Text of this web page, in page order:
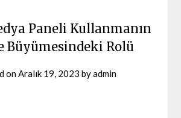
Paneli Kullanmanın
Büyümesindeki Rolü
on Aralık 19, 2023 byadmin